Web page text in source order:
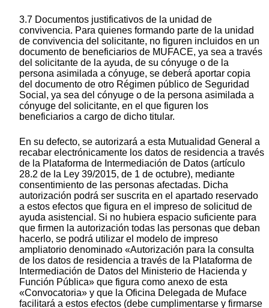
3.7 Documentos justificativos de la unidad de
convivencia. Para quienes formando parte de la unidad
de convivencia del solicitante, no figuren incluidos en un
documento de beneficiarios de MUFACE, ya sea a través
del solicitante de la ayuda, de su cónyuge o de la
persona asimilada a cónyuge, se deberá aportar copia
del documento de otro Régimen público de Seguridad
Social, ya sea del cónyuge o de la persona asimilada a
cónyuge del solicitante, en el que figuren los
beneficiarios a cargo de dicho titular.
En su defecto, se autorizará a esta Mutualidad General a
recabar electrónicamente los datos de residencia a través
de la Plataforma de Intermediación de Datos (artículo
28.2 de la Ley 39/2015, de 1 de octubre), mediante
consentimiento de las personas afectadas. Dicha
autorización podrá ser suscrita en el apartado reservado
a estos efectos que figura en el impreso de solicitud de
ayuda asistencial. Si no hubiera espacio suficiente para
que firmen la autorización todas las personas que deban
hacerlo, se podrá utilizar el modelo de impreso
ampliatorio denominado «Autorización para la consulta
de los datos de residencia a través de la Plataforma de
Intermediación de Datos del Ministerio de Hacienda y
Función Pública» que figura como anexo de esta
«Convocatoria» y que la Oficina Delegada de Muface
facilitará a estos efectos (debe cumplimentarse y firmarse